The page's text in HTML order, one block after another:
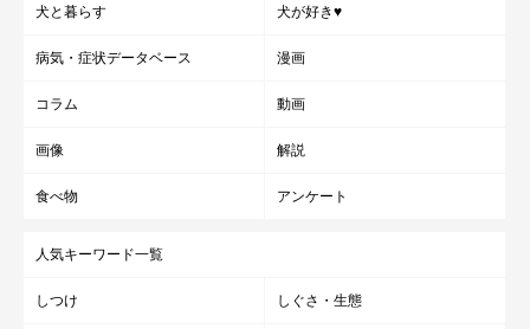
犬と暮らす 犬が好き♥
病気・症状データベース 漫画
コラム 動画
画像 解説
食べ物 アンケート
人気キーワード一覧
しつけ しぐさ・生態